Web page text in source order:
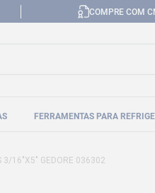
COMPRE COM
FERRAMENTAS PARA
3/16"X5" GEDORE 036302